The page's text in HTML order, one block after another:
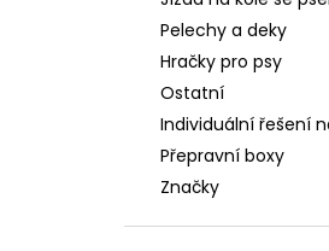
Pelechy a deky
Hračky pro psy
Ostatní
Individuální řešení
Přepravní boxy
Značky
2 927 Kč
Původně: 4 123 Kč